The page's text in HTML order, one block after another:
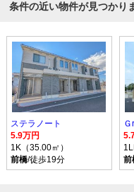
条件の近い物件が見つかり
ステラノート
5.9万円
1K（35.00㎡）
前橋/徒歩19分
前